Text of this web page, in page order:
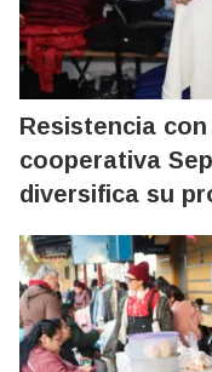
Resistencia
cooperativa
diversifica su